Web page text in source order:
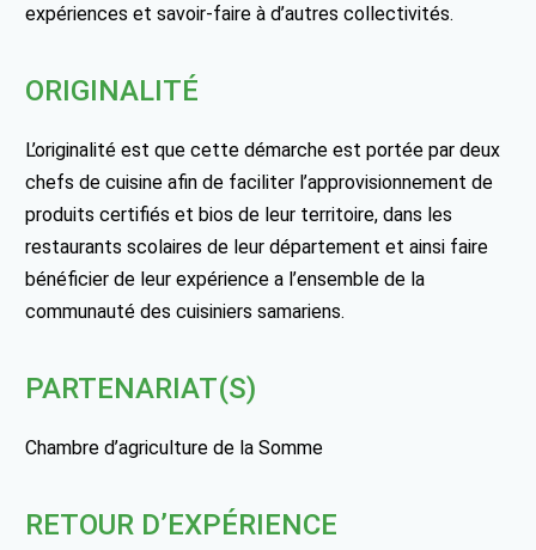
expériences et savoir-faire à d’autres collectivités.
ORIGINALITÉ
L’originalité est que cette démarche est portée par deux
chefs de cuisine afin de faciliter l’approvisionnement de
produits certifiés et bios de leur territoire, dans les
restaurants scolaires de leur département et ainsi faire
bénéficier de leur expérience a l’ensemble de la
communauté des cuisiniers samariens.
PARTENARIAT(S)
Chambre d’agriculture de la Somme
RETOUR D’EXPÉRIENCE